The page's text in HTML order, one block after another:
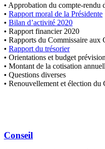
• Approbation du compte-rendu
• Rapport moral de la Présidente
• Bilan d’activité 2020
• Rapport financier 2020
• Rapports du Commissaire aux
• Rapport du trésorier
• Orientations et budget
• Montant de la cotisation
• Questions diverses
• Renouvellement et élection
Conseil